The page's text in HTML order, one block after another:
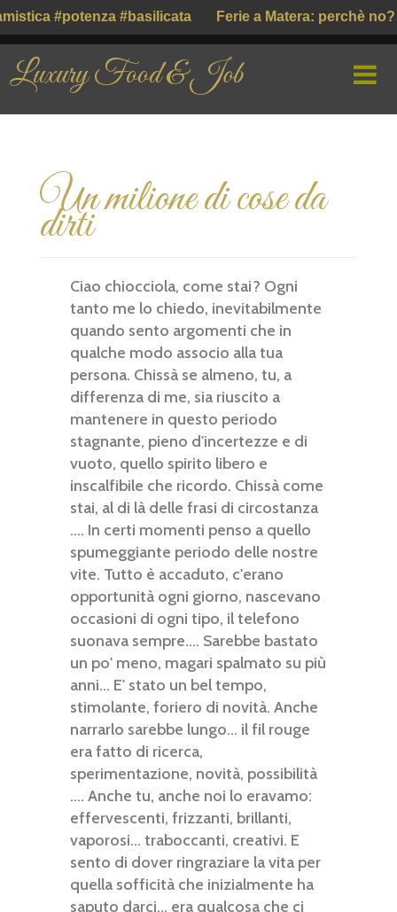
#potenza #basilicata Ferie a Matera: perchè no?
Luxury Food & Job
CHI SIAMO
GUSTO ITALIANO ( ІТАЛІЙСЬКИЙ СМАК )
Un milione di cose da
dirti
Ciao chiocciola, come stai? Ogni
tanto me lo chiedo, inevitabilmente
quando sento argomenti che in
qualche modo associo alla tua
persona. Chissà se almeno, tu, a
differenza di me, sia riuscito a
mantenere in questo periodo
stagnante, pieno d'incertezze e di
vuoto, quello spirito libero e
inscalfibile che ricordo. Chissà come
stai, al di là delle frasi di circostanza
.... In certi momenti penso a quello
spumeggiante periodo delle nostre
vite. Tutto è accaduto, c'erano
opportunità ogni giorno, nascevano
occasioni di ogni tipo, il telefono
suonava sempre.... Sarebbe bastato
un po' meno, magari spalmato su più
anni... E' stato un bel tempo,
stimolante, foriero di novità. Anche
narrarlo sarebbe lungo... il fil rouge
era fatto di ricerca,
sperimentazione, novità, possibilità
.... Anche tu, anche noi lo eravamo:
effervescenti, frizzanti, brillanti,
vaporosi... traboccanti, creativi. E
sento di dover ringraziare la vita per
quella sofficità che inizialmente ha
saputo darci... era qualcosa che ci